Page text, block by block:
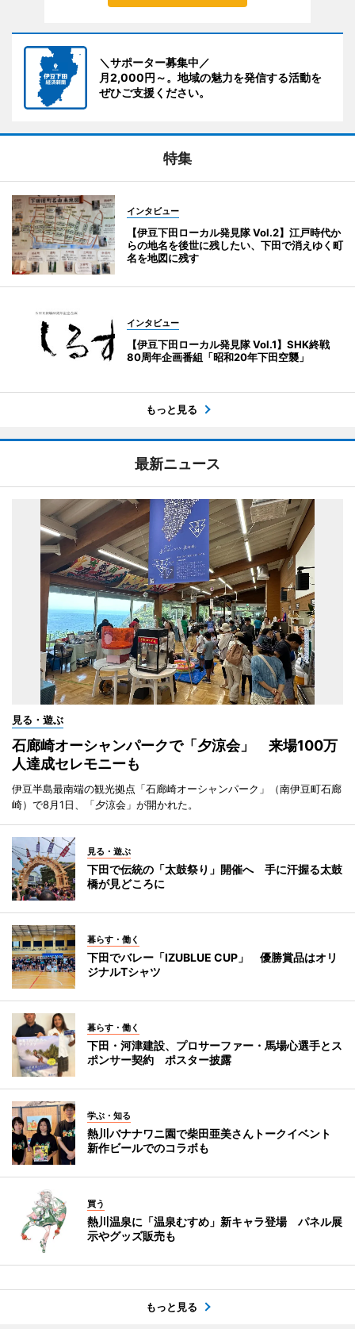
＼サポーター募集中／
月2,000円～。地域の魅力を発信する活動を
ぜひご支援ください。
特集
インタビュー
【伊豆下田ローカル発見隊 Vol.2】江戸時代か
らの地名を後世に残したい、下田で消えゆく町
名を地図に残す
インタビュー
【伊豆下田ローカル発見隊 Vol.1】SHK終戦
80周年企画番組「昭和20年下田空襲」
もっと見る
最新ニュース
見る・遊ぶ
石廊崎オーシャンパークで「夕涼会」 来場100万
人達成セレモニーも
伊豆半島最南端の観光拠点「石廊崎オーシャンパーク」（南伊豆町石廊
崎）で8月1日、「夕涼会」が開かれた。
見る・遊ぶ
下田で伝統の「太鼓祭り」開催へ 手に汗握る太鼓
橋が見どころに
暮らす・働く
下田でバレー「IZUBLUE CUP」 優勝賞品はオリ
ジナルTシャツ
暮らす・働く
下田・河津建設、プロサーファー・馬場心選手とス
ポンサー契約 ポスター披露
学ぶ・知る
熱川バナナワニ園で柴田亜美さんトークイベント
新作ビールでのコラボも
買う
熱川温泉に「温泉むすめ」新キャラ登場 パネル展
示やグッズ販売も
もっと見る